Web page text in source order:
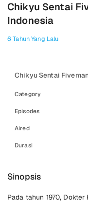
Chikyu Sentai
Indonesia
6 Tahun Yang Lalu
Chikyu Sentai
Category
Episodes
Aired
Durasi
Sinopsis
Pada tahun 1970,